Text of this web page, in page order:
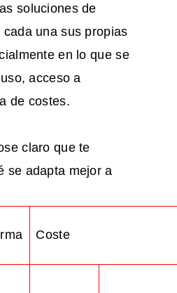
soluciones de
una sus propias
en lo que se
acceso a
de costes.
claro que te
se adapta mejor a
Coste